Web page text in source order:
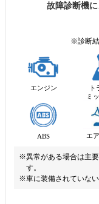
故障診断機に
※診断
エンジン
ト
ミ
ABS エ
※異常がある場合は主
す。
※車に装備されていな